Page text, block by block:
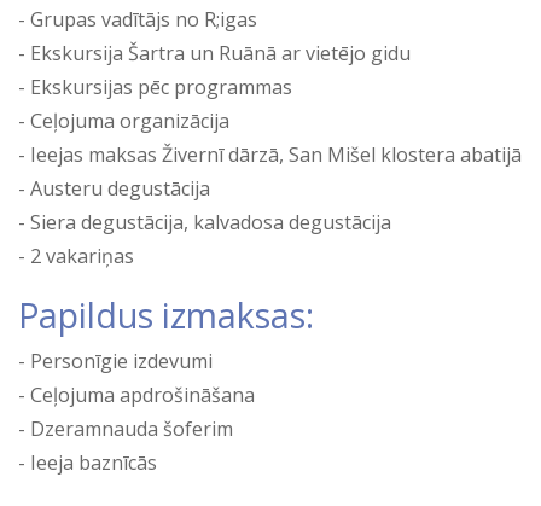
Grupas vadītājs no R;igas
Ekskursija Šartra un Ruānā ar vietējo gidu
Ekskursijas pēc programmas
Ceļojuma organizācija
Ieejas maksas Živernī dārzā, San Mišel klostera abatijā
Austeru degustācija
Siera degustācija, kalvadosa degustācija
2 vakariņas
Papildus izmaksas:
Personīgie izdevumi
Ceļojuma apdrošināšana
Dzeramnauda šoferim
Ieeja baznīcās